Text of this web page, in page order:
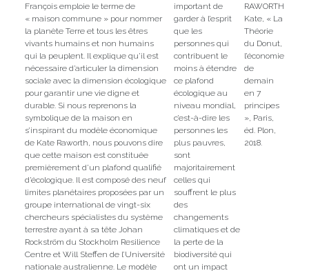
François emploie le terme de
« maison commune » pour nommer
la planète Terre et tous les êtres
vivants humains et non humains
qui la peuplent. Il explique qu’il est
nécessaire d’articuler la dimension
sociale avec la dimension écologique
pour garantir une vie digne et
durable. Si nous reprenons la
symbolique de la maison en
s’inspirant du modèle économique
de Kate Raworth, nous pouvons dire
que cette maison est constituée
premièrement d’un plafond qualifié
d’écologique. Il est composé des neuf
limites planétaires proposées par un
groupe international de vingt-six
chercheurs spécialistes du système
terrestre ayant à sa tête Johan
Rockström du Stockholm Resilience
Centre et Will Steffen de l’Université
nationale australienne. Le modèle
important de
garder à l’esprit
que les
personnes qui
contribuent le
moins à étendre
ce plafond
écologique au
niveau mondial,
c’est-à-dire les
personnes les
plus pauvres,
sont
majoritairement
celles qui
souffrent le plus
des
changements
climatiques et de
la perte de la
biodiversité qui
ont un impact
RAWORTH
Kate, « La
Théorie
du Donut,
l’économie
de
demain
en 7
principes
», Paris,
éd. Plon,
2018.